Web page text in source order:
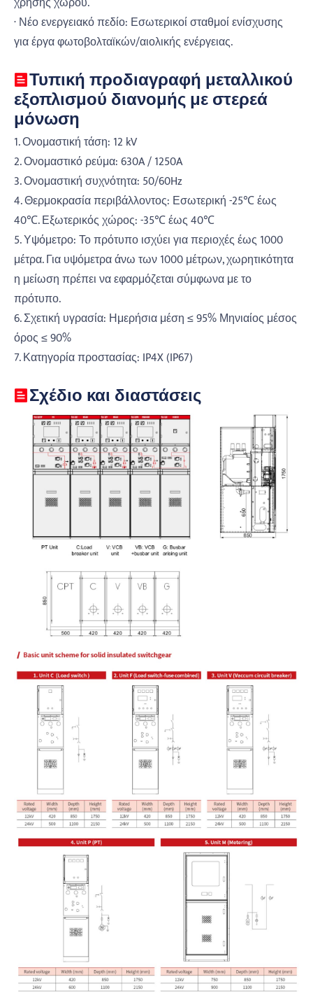
· Νέο ενεργειακό πεδίο: Εσωτερικοί σταθμοί ενίσχυσης
για έργα φωτοβολταϊκών/αιολικής ενέργειας.
Τυπική προδιαγραφή μεταλλικού
εξοπλισμού διανομής με στερεά
μόνωση
1. Ονομαστική τάση: 12 kV
2. Ονομαστικό ρεύμα: 630A / 1250A
3. Ονομαστική συχνότητα: 50/60Hz
4. Θερμοκρασία περιβάλλοντος: Εσωτερική -25℃ έως
40℃. Εξωτερικός χώρος: -35℃ έως 40℃
5. Υψόμετρο: Το πρότυπο ισχύει για περιοχές έως 1000
μέτρα. Για υψόμετρα άνω των 1000 μέτρων, χωρητικότητα
η μείωση πρέπει να εφαρμόζεται σύμφωνα με το
πρότυπο.
6. Σχετική υγρασία: Ημερήσια μέση ≤ 95% Μηνιαίος μέσος
όρος ≤ 90%
7. Κατηγορία προστασίας: IP4X (IP67)
Σχέδιο και διαστάσεις